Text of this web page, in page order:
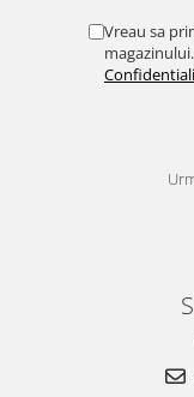
Vreau sa